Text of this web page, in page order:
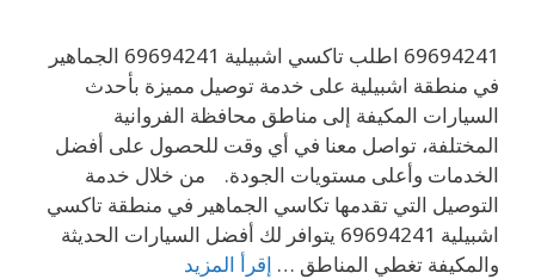
69694241 اطلب تاكسي اشبيلية 69694241 الجماهير
في منطقة اشبيلية على خدمة توصيل مميزة بأحدث
السيارات المكيفة إلى مناطق محافظة الفروانية
المختلفة، تواصل معنا في أي وقت للحصول على أفضل
الخدمات وأعلى مستويات الجودة. من خلال خدمة
التوصيل التي تقدمها تكاسي الجماهير في منطقة تاكسي
اشبيلية 69694241 يتوافر لك أفضل السيارات الحديثة
والمكيفة تغطي المناطق … إقرأ المزيد